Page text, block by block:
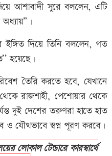
আশাবাদী সুরে বললেন, এটি
দিয়ে তিনি বললেন, গত
হয়েছে।
তৈরি করতে হবে, যেখানে
রাজশাহী, পেশোয়ার থেকে
দুই দেশের তরুণরা হাতে হাত
ও যৌথভাবে স্বপ্ন পূরণ করবে।
লোকাল টেন্ডারে কারস্বার্থে